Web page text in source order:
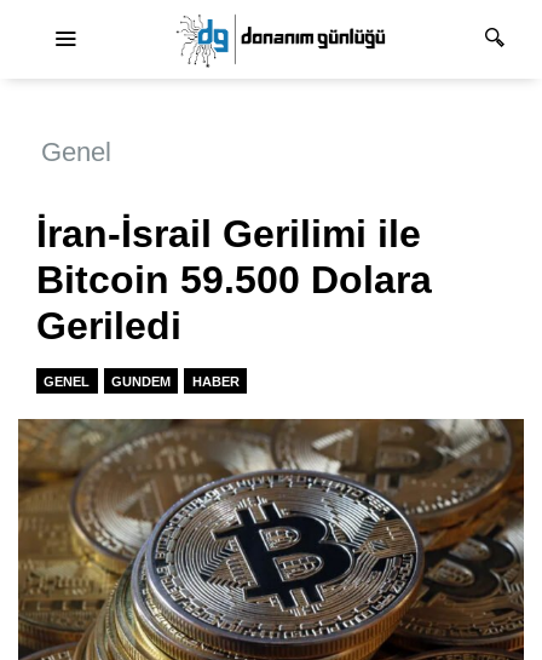
Genel
İran-İsrail Gerilimi ile
Bitcoin 59.500 Dolara
Geriledi
GENEL GUNDEM HABER